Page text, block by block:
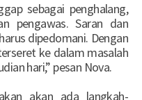
sebagai penghalang,
pengawas. Saran dan
dipedomani. Dengan
ke dalam masalah
hari,” pesan Nova.
akan ada langkah-